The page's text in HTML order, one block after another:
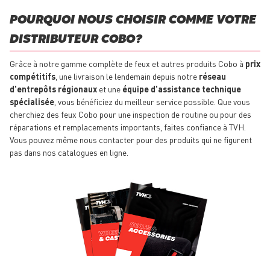
POURQUOI NOUS CHOISIR COMME VOTRE
DISTRIBUTEUR COBO ?
Grâce à notre gamme complète de feux et autres produits Cobo à prix
compétitifs , une livraison le lendemain depuis notre réseau
d'entrepôts régionaux et une équipe d'assistance technique
spécialisée , vous bénéficiez du meilleur service possible. Que vous
cherchiez des feux Cobo pour une inspection de routine ou pour des
réparations et remplacements importants, faites confiance à TVH.
Vous pouvez même nous contacter pour des produits qui ne figurent
pas dans nos catalogues en ligne.